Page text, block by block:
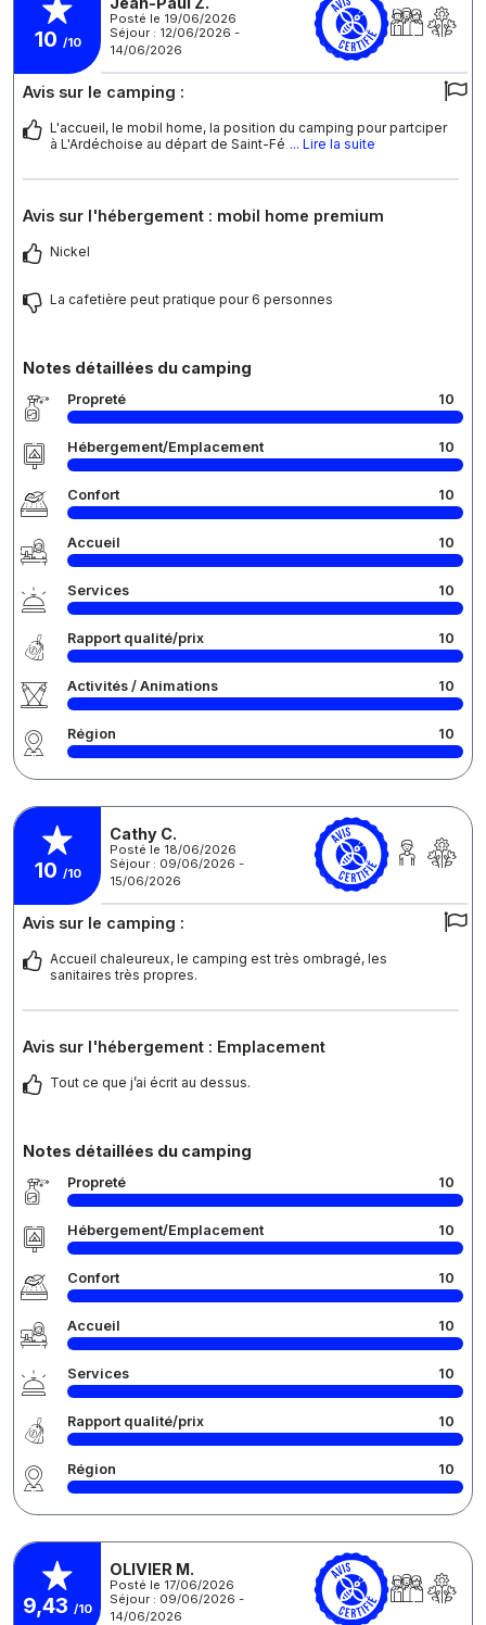
10 /10
Posté le 19/06/2026
Séjour : 12/06/2026 -
14/06/2026
Avis sur le camping :
L'accueil, le mobil home, la position du camping pour partciper
à L'Ardéchoise au départ de Saint-Fé ... Lire la suite
Avis sur l'hébergement : mobil home premium
Nickel
La cafetière peut pratique pour 6 personnes
Notes détaillées du camping
Propreté 10
Hébergement/Emplacement 10
Confort 10
Accueil 10
Services 10
Rapport qualité/prix 10
Activités / Animations 10
Région 10
10 /10
Cathy C.
Posté le 18/06/2026
Séjour : 09/06/2026 -
15/06/2026
Avis sur le camping :
Accueil chaleureux, le camping est très ombragé, les
sanitaires très propres.
Avis sur l'hébergement : Emplacement
Tout ce que j’ai écrit au dessus.
Notes détaillées du camping
Propreté 10
Hébergement/Emplacement 10
Confort 10
Accueil 10
Services 10
Rapport qualité/prix 10
Région 10
9,43 /10
OLIVIER M.
Posté le 17/06/2026
Séjour : 09/06/2026 -
14/06/2026